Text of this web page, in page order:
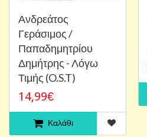
Ανδρεάτος
Γεράσιμος /
Παπαδημητρίου
Δημήτρης - Λόγω
Τιμής (O.S.T)
14,99€
Καλάθι